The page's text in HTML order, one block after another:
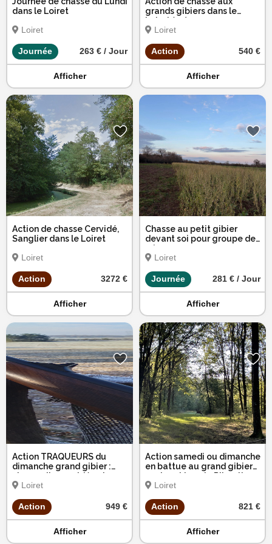
dans le Loiret
Loiret
Journée 263 € / Jour
Afficher
grands gibiers dans le
Loiret (45)
Loiret
Action 540 €
Afficher
Action de chasse Cervidé,
Sanglier dans le Loiret
Loiret
Action 3272 €
Afficher
Chasse au petit gibier
devant soi pour groupe de
7 à 9 personnes
Loiret
Journée 281 € / Jour
Afficher
Action TRAQUEURS du
dimanche grand gibier :
chevreuils, cervidés et
sangliers
Loiret
Action 949 €
Afficher
Action samedi ou dimanche
en battue au grand gibier
secteur Ligny le Ribault
Loiret
Action 821 €
Afficher